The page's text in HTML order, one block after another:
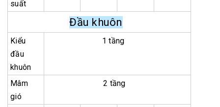
suất
Đầu khuôn
Kiểu
đầu
khuôn
1 tầng
Mâm
gió
2 tầng